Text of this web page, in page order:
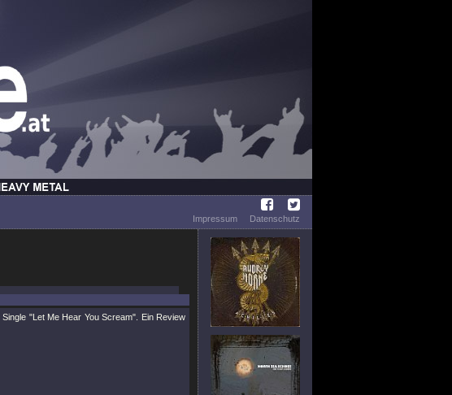
Impressum
Datenschutz
Single "Let Me Hear You Scream" . Ein Review